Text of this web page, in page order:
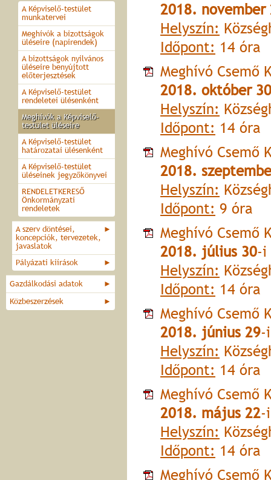
A Képviselő-testület
munkatervei
Meghívók a bizottságok
üléseire (napirendek)
A bizottságok nyilvános
üléseire benyújtott
előterjesztések
A Képviselő-testület
rendeletei ülésenként
Meghívók a Képviselő-
testület üléseire
A Képviselő-testület
határozatai ülésenként
A Képviselő-testület
üléseinek jegyzőkönyvei
RENDELETKERESŐ
Önkormányzati
rendeletek
►
A szerv döntései,
koncepciók, tervezetek,
javaslatok
►
Pályázati kiírások
►
Gazdálkodási adatok
►
Közbeszerzések
2018. november
Helyszín:
Időpont: 14 óra
Meghívó Csemő
2018. október 30
Helyszín:
Időpont: 14 óra
Meghívó Csemő
2018.
Helyszín:
Időpont: 9 óra
Meghívó Csemő
2018. július 30-i
Helyszín:
Időpont: 14 óra
Meghívó Csemő
2018. június 29-
Helyszín:
Időpont: 14 óra
Meghívó Csemő
2018. május 22-
Helyszín:
Időpont: 14 óra
Meghívó Csemő